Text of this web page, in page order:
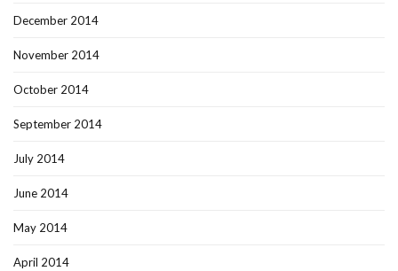
December 2014
November 2014
October 2014
September 2014
July 2014
June 2014
May 2014
April 2014